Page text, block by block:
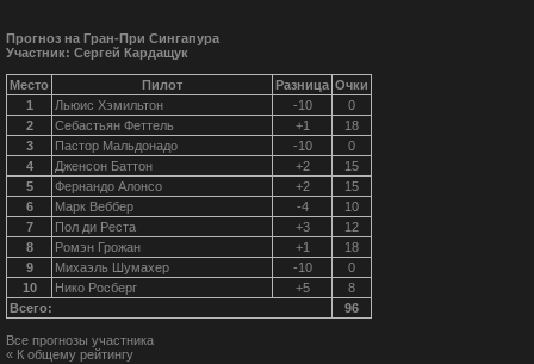
Прогноз на Гран-При Сингапура
Участник: Сергей Кардащук
Место Пилот Разница Очки
1
Льюис Хэмильтон -10
0
2
Себастьян Феттель +1
18
3
Пастор Мальдонадо -10
0
4
Дженсон Баттон +2
15
5
Фернандо Алонсо +2
15
6
Марк Веббер -4
10
7
Пол ди Реста +3
12
8
Ромэн Грожан +1
18
9
Михаэль Шумахер -10
0
10
Нико Росберг +5
8
Всего:
96
Все прогнозы участника
« К общему рейтингу